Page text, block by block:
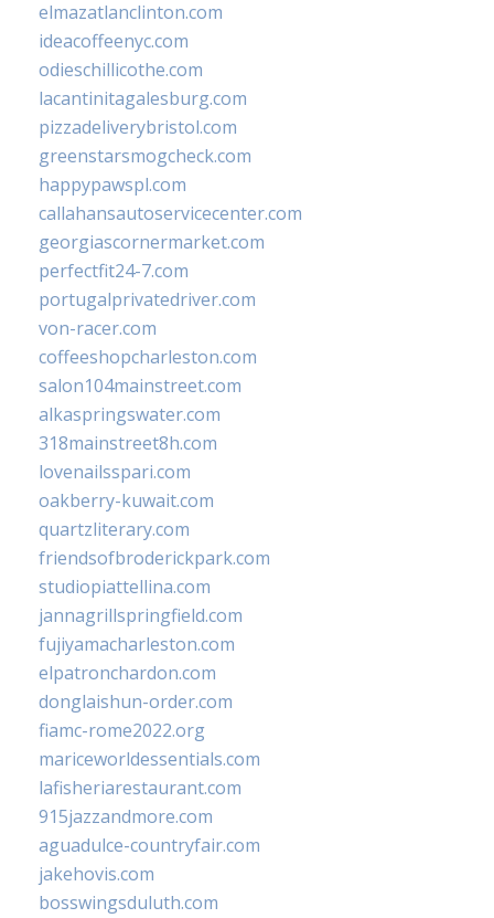
elmazatlanclinton.com
ideacoffeenyc.com
odieschillicothe.com
lacantinitagalesburg.com
pizzadeliverybristol.com
greenstarsmogcheck.com
happypawspl.com
callahansautoservicecenter.com
georgiascornermarket.com
perfectfit24-7.com
portugalprivatedriver.com
von-racer.com
coffeeshopcharleston.com
salon104mainstreet.com
alkaspringswater.com
318mainstreet8h.com
lovenailsspari.com
oakberry-kuwait.com
quartzliterary.com
friendsofbroderickpark.com
studiopiattellina.com
jannagrillspringfield.com
fujiyamacharleston.com
elpatronchardon.com
donglaishun-order.com
fiamc-rome2022.org
mariceworldessentials.com
lafisheriarestaurant.com
915jazzandmore.com
aguadulce-countryfair.com
jakehovis.com
bosswingsduluth.com